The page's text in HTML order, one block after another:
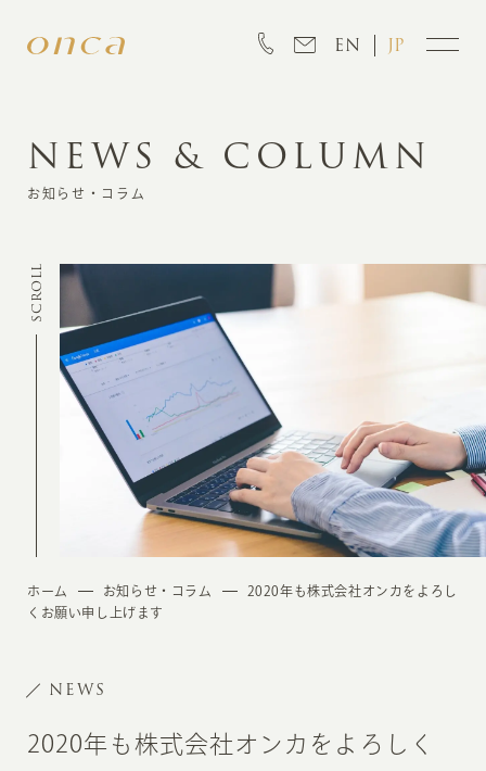
EN JP
INFORMATION
CREATION
MARKETING
NEWS & COLUMN
お知らせ・コラム
SCROLL
ホーム お知らせ・コラム
2020年も株式会社オンカをよろし
くお願い申し上げます
NEWS
2020年も株式会社オンカをよろしく